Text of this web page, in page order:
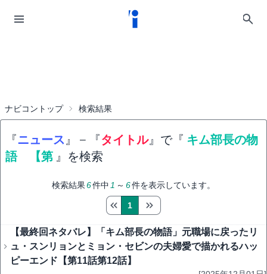
ナビコントップ 検索結果
『ニュース 』 − 『タイトル』で『 キム部長の物
語 【第 』を検索
検索結果6件中 1 ～ 6件を表示しています。
1
【最終回ネタバレ】「キム部長の物語」元職場に戻ったリ
ュ・スンリョンとミョン・セビンの夫婦愛で描かれるハッ
ピーエンド【第11話第12話】